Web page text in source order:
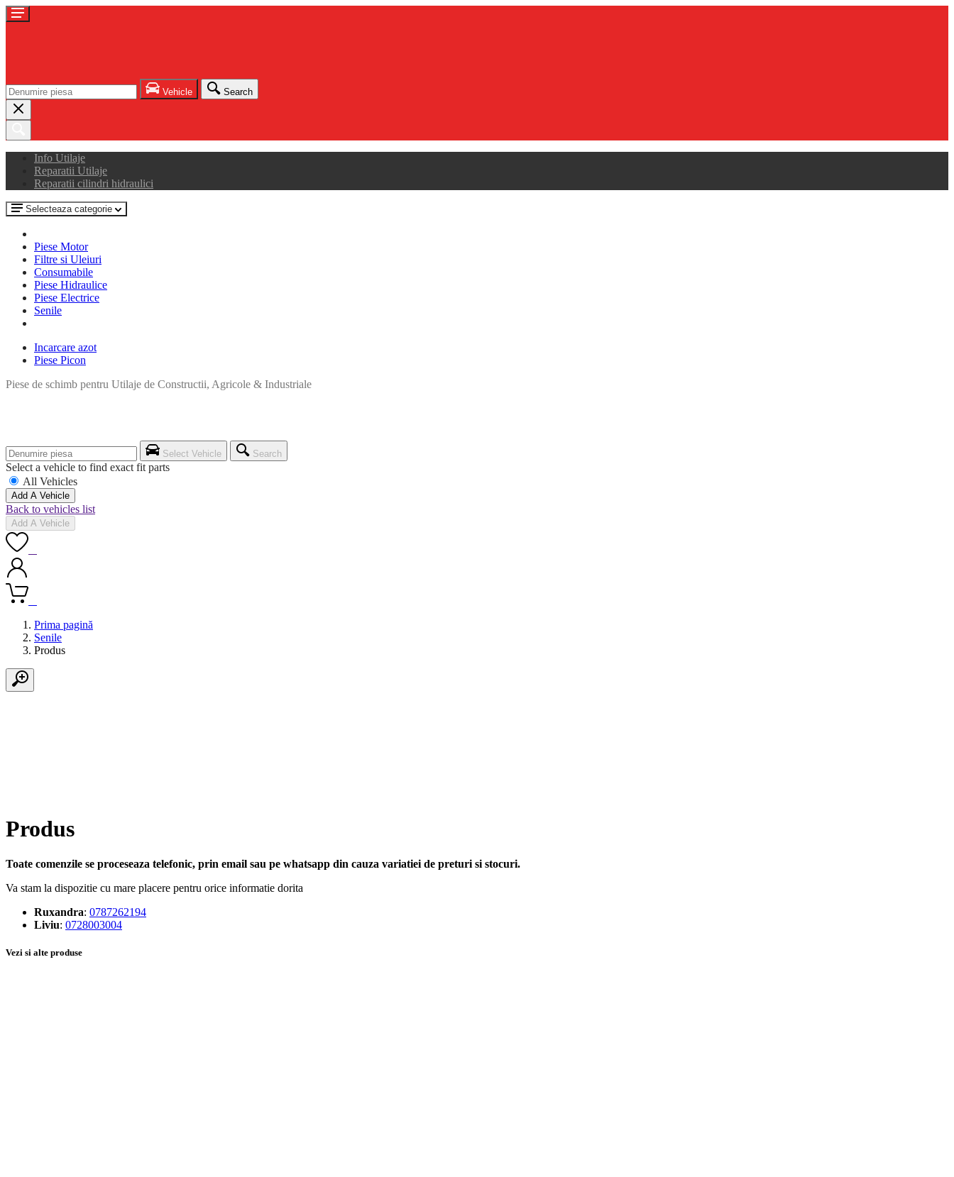
Vehicle Search
Info Utilaje
Reparatii Utilaje
Reparatii cilindri hidraulici
Selecteaza categorie
Piese Motor
Filtre si Uleiuri
Consumabile
Piese Hidraulice
Piese Electrice
Senile
Incarcare azot
Piese Picon
Piese de schimb pentru Utilaje de Constructii, Agricole & Industriale
Select Vehicle Search
Select a vehicle to find exact fit parts
All Vehicles
Add A Vehicle
Back to vehicles list
Add A Vehicle
Prima pagină
Senile
Produs
Produs
Toate comenzile se proceseaza telefonic, prin email sau pe whatsapp din cauza variatiei de preturi si stocuri.
Va stam la dispozitie cu mare placere pentru orice informatie dorita
Ruxandra: 0787262194
Liviu: 0728003004
Vezi si alte produse